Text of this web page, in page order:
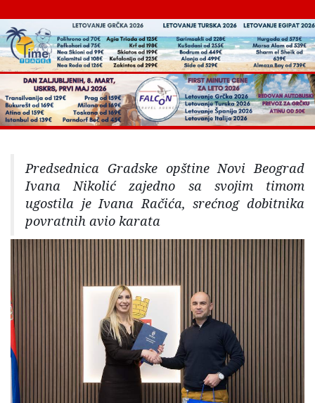
Predsednica Gradske opštine Novi Beograd
Ivana Nikolić zajedno sa svojim timom
ugostila je Ivana Račića, srećnog dobitnika
povratnih avio karata